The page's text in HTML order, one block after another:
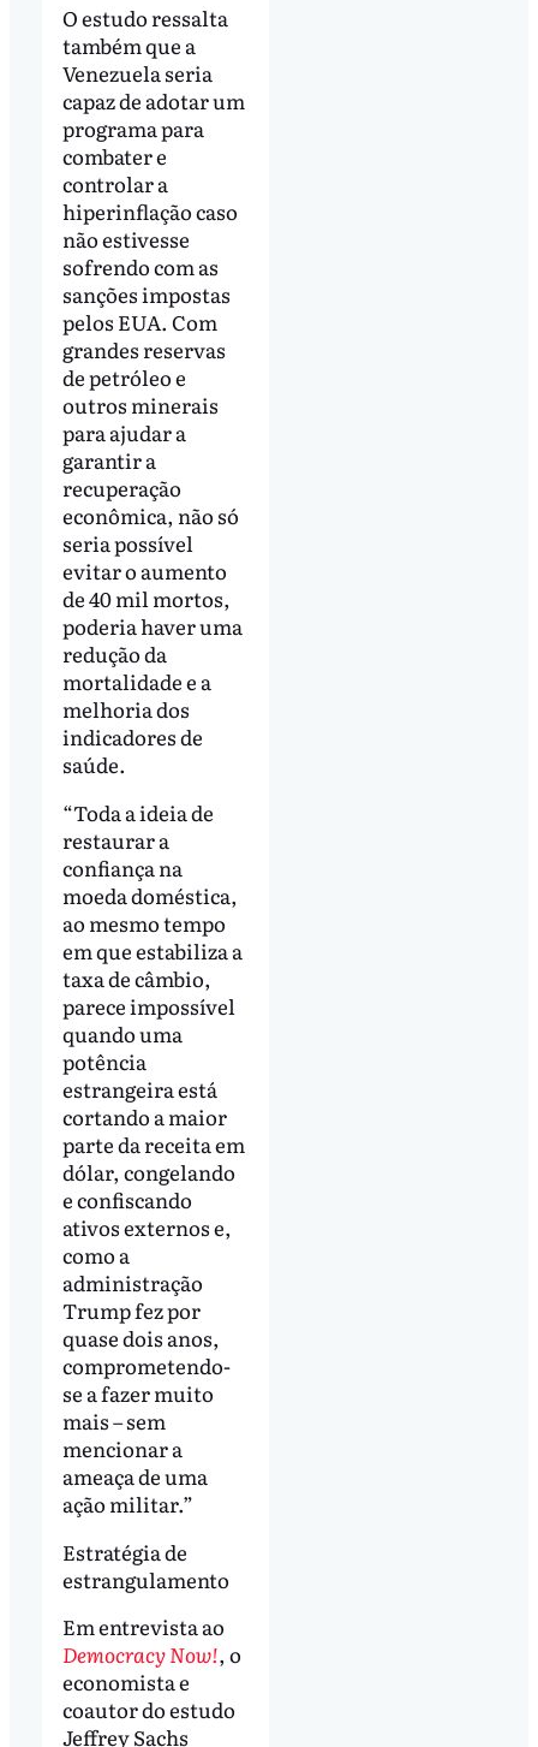
O estudo ressalta
também que a
Venezuela seria
capaz de adotar um
programa para
combater e
controlar a
hiperinflação caso
não estivesse
sofrendo com as
sanções impostas
pelos EUA. Com
grandes reservas
de petróleo e
outros minerais
para ajudar a
garantir a
recuperação
econômica, não só
seria possível
evitar o aumento
de 40 mil mortos,
poderia haver uma
redução da
mortalidade e a
melhoria dos
indicadores de
saúde.
“Toda a ideia de
restaurar a
confiança na
moeda doméstica,
ao mesmo tempo
em que estabiliza a
taxa de câmbio,
parece impossível
quando uma
potência
estrangeira está
cortando a maior
parte da receita em
dólar, congelando
e confiscando
ativos externos e,
como a
administração
Trump fez por
quase dois anos,
comprometendo-
se a fazer muito
mais – sem
mencionar a
ameaça de uma
ação militar.”
Estratégia de
estrangulamento
Em entrevista ao
Democracy Now!, o
economista e
coautor do estudo
Jeffrey Sachs